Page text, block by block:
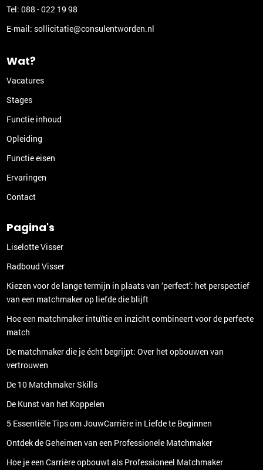
Tel:088 - 022 19 98
E-mail:sollicitatie@consulentworden.nl
Wat?
Vacatures
Stages
Functie inhoud
Opleiding
Functie eisen
Ervaringen
Contact
Pagina's
Liselotte Visser
Radboud Visser
Kiezen voor de lange termijn in plaats van ‘perfect’: het perspectief
van een matchmaker op liefde die blijft
Hoe een matchmaker intuïtie en inzicht combineert voor de perfecte
match
De matchmaker die je écht begrijpt: Over het opbouwen van
vertrouwen
De 10 Matchmaker Skills
De Kunst van het Koppelen
5 Essentiële Tips om JouwCarrière in Liefde te Beginnen
Ontdek de Geheimen van een Professionele Matchmaker
Hoe je een Carrière opbouwt als Professioneel Matchmaker